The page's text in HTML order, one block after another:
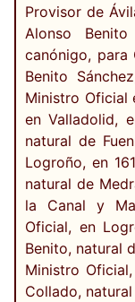
Provisor de
Alonso
canónigo, para
Benito
Ministro Oficial
en Valladolid,
natural de
Logroño, en
natural de
la Canal y
Oficial, en
Benito, natural
Ministro
Collado,